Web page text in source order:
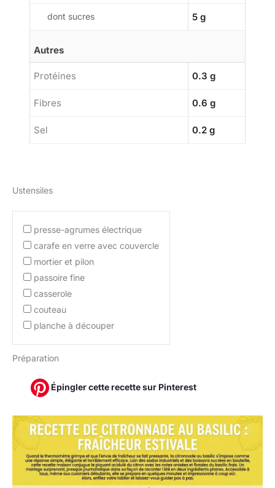
dont sucres 5 g
Autres
Protéines 0.3 g
Fibres 0.6 g
Sel 0.2 g
Ustensiles
presse-agrumes électrique
carafe en verre avec couvercle
mortier et pilon
passoire fine
casserole
couteau
planche à découper
Préparation
Épingler cette recette sur Pinterest